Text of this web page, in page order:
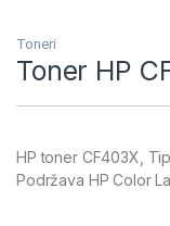
Toneri
Toner HP
HP toner CF403X,
Podržava HP Color